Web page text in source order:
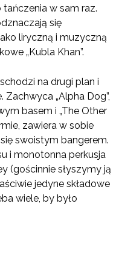
w sam raz.
się
liryczną i muzyczną
„Kubla Khan”.
na drugi plan i
„Alpha Dog”,
basem i „The Other
zawiera w sobie
swoistym bangerem.
i monotonna perkusja
(gościnnie słyszymy ją
jedyne składowe
wiele, by było